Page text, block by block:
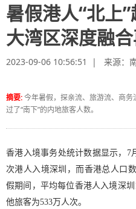
暑假港人“北上”
大湾区深度融
2023-09-06 10:56:51 | 来源：
摘要:今年暑假，探亲流、旅游流、商务
过了“南下”的内地旅客人数。
香港入境事务处统计数据显示，7
次港人入境深圳，而香港总人口
假期间，平均每位香港人入境深
他旅客为533万人次。